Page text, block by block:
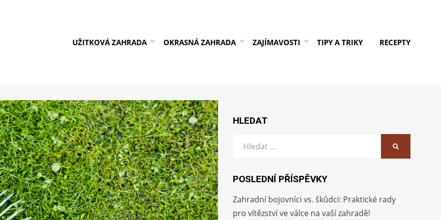
UŽITKOVÁ ZAHRADA OKRASNÁ ZAHRADA ZAJÍMAVOSTI TIPY A TRIKY RECEPTY
HLEDAT
Vyhledat:
POSLEDNÍ PŘÍSPĚVKY
Zahradní bojovníci vs. škůdci: Praktické rady
pro vítězství ve válce na vaší zahradě!